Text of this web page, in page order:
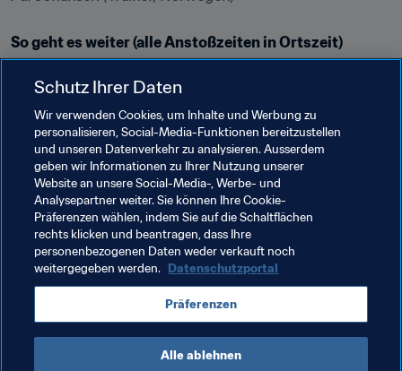
So geht es weiter (alle Anstoßzeiten in Ortszeit)
Freitag, 31. Mai
Mali – Frankreich (Gdynia, 18.00 Uhr)
Saudiarabien – Panama (Bydgoszcz, 18.00 Uhr)
Gruppe F
Korea Republik – Argentinien (Tychy, 20.30 Uhr)
Südafrika – Portugal (Bielsko-Biala, 20.30 Uhr)
Verwandte Themen
FIFA U-20-Weltmeisterschaft Polen 2019™
Schutz Ihrer Daten
Wir verwenden Cookies, um Inhalte und Werbung zu
personalisieren, Social-Media-Funktionen bereitzustellen
und unseren Datenverkehr zu analysieren. Ausserdem
geben wir Informationen zu Ihrer Nutzung unserer
Website an unsere Social-Media-, Werbe- und
Analysepartner weiter. Sie können Ihre Cookie-
Präferenzen wählen, indem Sie auf die Schaltflächen
rechts klicken und beantragen, dass Ihre
personenbezogenen Daten weder verkauft noch
weitergegeben werden. Datenschutzportal
Präferenzen
Alle ablehnen